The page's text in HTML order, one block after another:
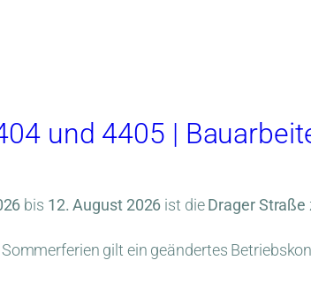
und 4405 |
bis 12. August 2026 ist dieDrager Straße
gilt ein geändertes